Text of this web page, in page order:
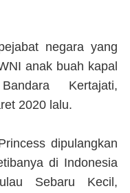
negara yang
anak buah kapal
Kertajati,
2020 lalu.
dipulangkan
di Indonesia
Sebaru Kecil,